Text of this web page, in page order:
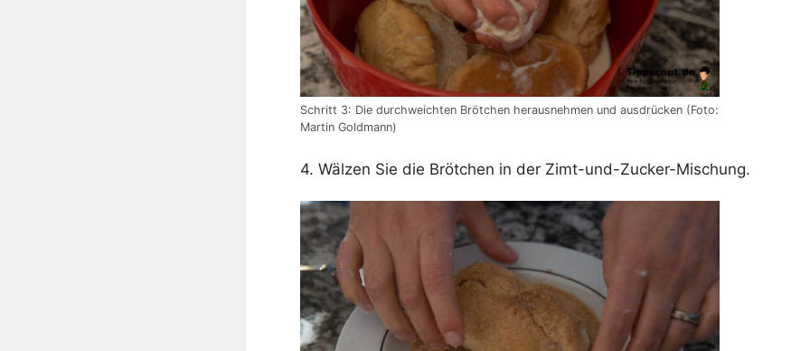
Schritt 3: Die durchweichten Brötchen herausnehmen und ausdrücken (Foto:
Martin Goldmann)
4. Wälzen Sie die Brötchen in der Zimt-und-Zucker-Mischung.